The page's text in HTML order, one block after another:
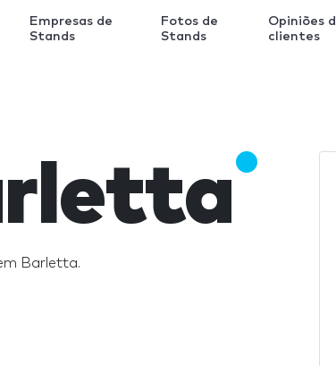
Empresas de
Stands
Fotos de
Stands
Opiniões
clientes
Barletta.